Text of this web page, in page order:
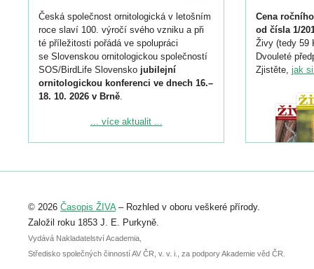
Česká společnost ornitologická v letošním
roce slaví 100. výročí svého vzniku a při
té příležitosti pořádá ve spolupráci
se Slovenskou ornitologickou společností
SOS/BirdLife Slovensko jubilejní
ornitologickou konferenci ve dnech 16.–
18. 10. 2026 v Brně.
Podrobnější informace ke konferenci
Registrovat se můžete do 6. září.
abstraktu přihlášené přednášky nebo
posteru je už 30. června.
... více aktualit ...
Cena
od čísla 1/
Živy (tedy 59
Dvouleté
Zjistěte, jak
© 2026 Časopis ŽIVA– Rozhled v oboru veškeré přírody.
Založil roku 1853 J. E. Purkyně.
Vydává Nakladatelství Academia,
Středisko společných činností AV ČR, v. v. i., za podpory Akademie věd ČR.